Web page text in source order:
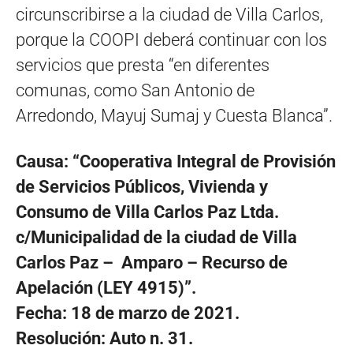
circunscribirse a la ciudad de Villa Carlos,
porque la COOPI deberá continuar con los
servicios que presta “en diferentes
comunas, como San Antonio de
Arredondo, Mayuj Sumaj y Cuesta Blanca”.
Causa: “Cooperativa Integral de Provisión
de Servicios Públicos, Vivienda y
Consumo de Villa Carlos Paz Ltda.
c/Municipalidad de la ciudad de Villa
Carlos Paz – Amparo – Recurso de
Apelación (LEY 4915)”.
Fecha: 18 de marzo de 2021.
Resolución: Auto n. 31.